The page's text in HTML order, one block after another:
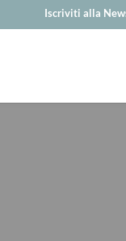
Iscriviti alla